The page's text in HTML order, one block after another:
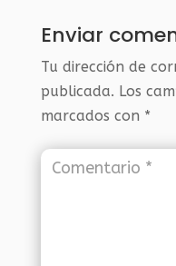
Enviar
Tu dirección de
publicada. Los
marcados con *